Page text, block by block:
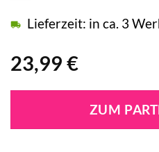
23,99 €
Lieferzeit: in ca. 3
ZUM